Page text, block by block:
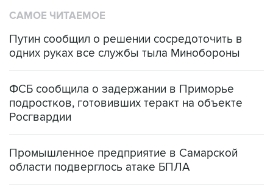
САМОЕ ЧИТАЕМОЕ
Путин сообщил о решении сосредоточить в
одних руках все службы тыла Минобороны
ФСБ сообщила о задержании в Приморье
подростков, готовивших теракт на объекте
Росгвардии
Промышленное предприятие в Самарской
области подверглось атаке БПЛА